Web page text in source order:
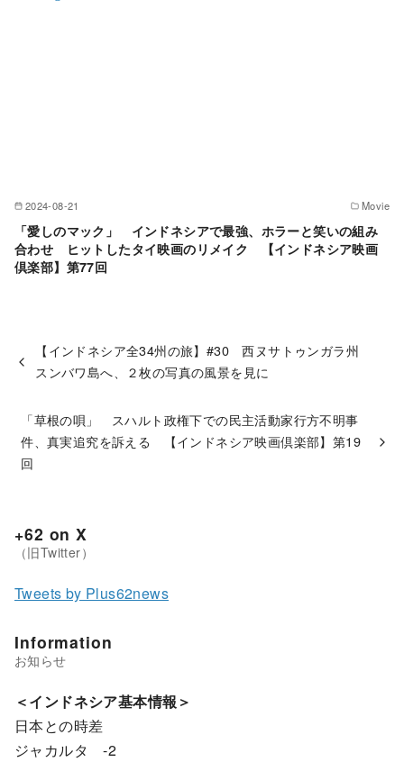
2024-08-21 Movie
「愛しのマック」 インドネシアで最強、ホラーと笑いの組み
合わせ ヒットしたタイ映画のリメイク 【インドネシア映画
倶楽部】第77回
【インドネシア全34州の旅】#30 西ヌサトゥンガラ州
スンバワ島へ、２枚の写真の風景を見に
「草根の唄」 スハルト政権下での民主活動家行方不明事
件、真実追究を訴える 【インドネシア映画倶楽部】第19
回
+62 on X
Tweets by Plus62news
Information
＜インドネシア基本情報＞
日本との時差
ジャカルタ -2